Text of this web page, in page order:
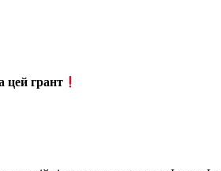
цей грант